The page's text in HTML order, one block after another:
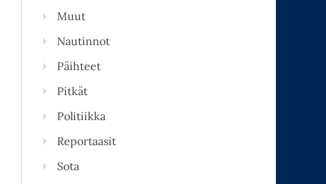
Muut
Nautinnot
Päihteet
Pitkät
Politiikka
Reportaasit
Sota